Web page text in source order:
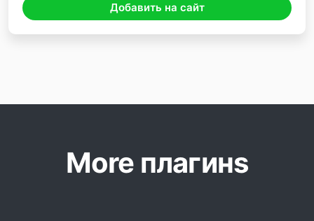
Добавить на сайт
More плагинs